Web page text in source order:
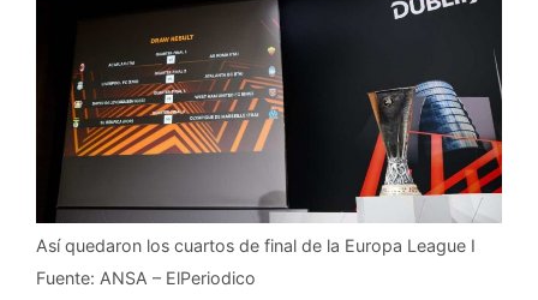
Así quedaron los cuartos de final de la Europa League I
Fuente: ANSA – ElPeriodico